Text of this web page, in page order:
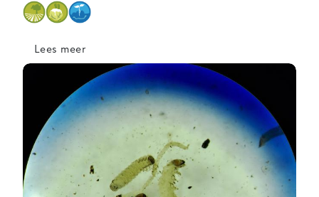
categorie
Lees meer
Bio-
regeneratieve
praktijken
in
veld!